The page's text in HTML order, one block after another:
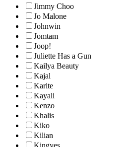
Jimmy Choo
Jo Malone
Johnwin
Jomtam
Joop!
Juliette Has a Gun
Kailya Beauty
Kajal
Karite
Kayali
Kenzo
Khalis
Kiko
Kilian